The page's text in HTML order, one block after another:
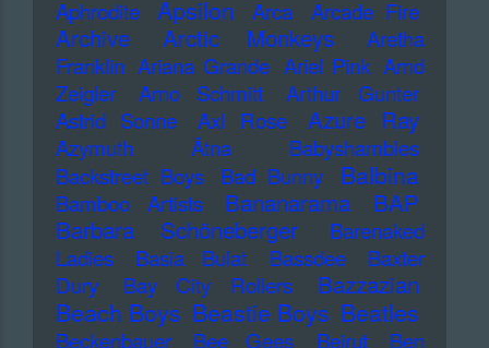
Aphrodite Apsilon Arca Arcade Fire
Archive Arctic Monkeys
Aretha
Franklin Ariana Grande Ariel Pink Arnd
Zeigler
Arno Schmitt
Arthur Gunter
Astrid Sonne
Axl Rose Azure Ray
Azymuth Ätna
Babyshambles
Backstreet Boys
Bad Bunny Balbina
Bamboo Artists Bananarama
BAP
Barbara Schöneberger
Barenaked
Ladies
Basia Bulat Bassdee
Baxter
Dury
Bay City Rollers Bazzazian
Beach Boys Beastie Boys Beatles
Beckenbauer Bee Gees Beirut
Ben